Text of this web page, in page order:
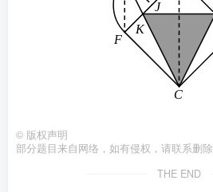
© 版权声明
部分题目来自网络，如有侵权，请联系删除
THE END